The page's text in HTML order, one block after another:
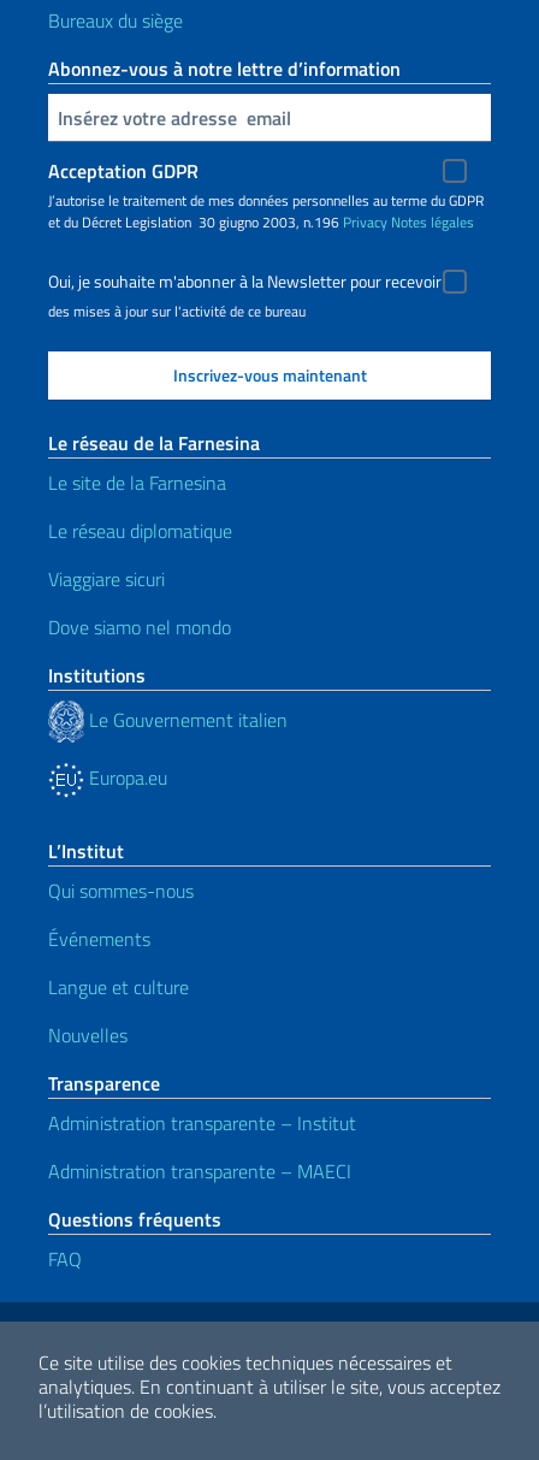
Ce site utilise des cookies techniques nécessaires et
analytiques. En continuant à utiliser le site, vous acceptez
l’utilisation de cookies.
Bureaux du siège
Abonnez-vous à notre lettre d’information
Insert your email
Acceptation GDPR
J’autorise le traitement de mes données personnelles au terme du GDPR
et du Décret Legislation 30 giugno 2003, n.196 Privacy Notes légales
Oui, je souhaite m'abonner à la Newsletter pour recevoir
des mises à jour sur l'activité de ce bureau
Le réseau de la Farnesina
Le site de la Farnesina
Le réseau diplomatique
Viaggiare sicuri
Dove siamo nel mondo
Institutions
Le Gouvernement italien
Europa.eu
L’Institut
Qui sommes-nous
Événements
Langue et culture
Nouvelles
Transparence
Administration transparente – Institut
Administration transparente – MAECI
Questions fréquents
FAQ
Liens utiles